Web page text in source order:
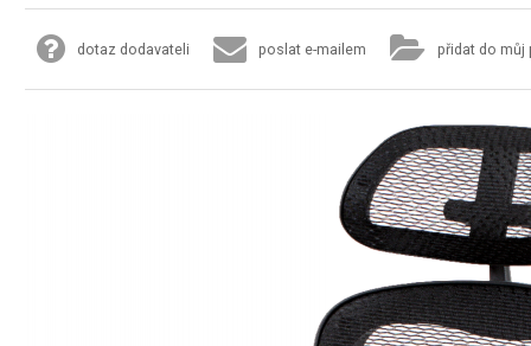
dotaz dodavateli poslat e-mailem přidat do můj